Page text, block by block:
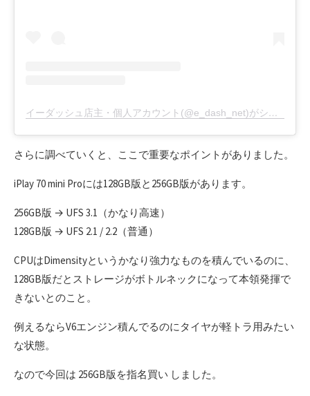
イーダッシュ店主・個人アカウント(@e_dash_net)がシェアした投稿
さらに調べていくと、ここで重要なポイントがありました。
iPlay 70 mini Proには128GB版と256GB版があります。
256GB版 → UFS 3.1（かなり高速）
128GB版 → UFS 2.1 / 2.2（普通）
CPUはDimensityというかなり強力なものを積んでいるのに、
128GB版だとストレージがボトルネックになって本領発揮で
きないとのこと。
例えるならV6エンジン積んでるのにタイヤが軽トラ用みたい
な状態。
なので今回は 256GB版を指名買い しました。